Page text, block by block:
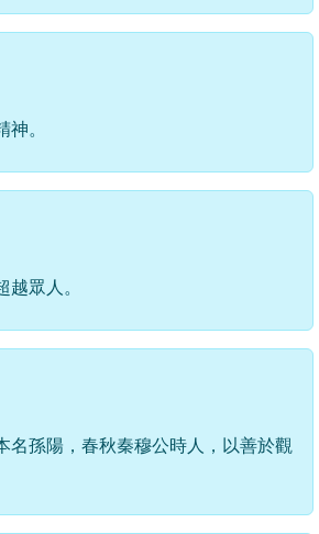
。
眾人。
名孫陽，春秋秦穆公時人，以善於觀